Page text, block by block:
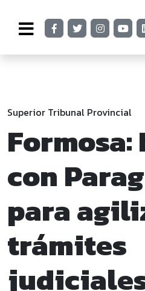
Superior Tribunal Provincial
con
para
trámites